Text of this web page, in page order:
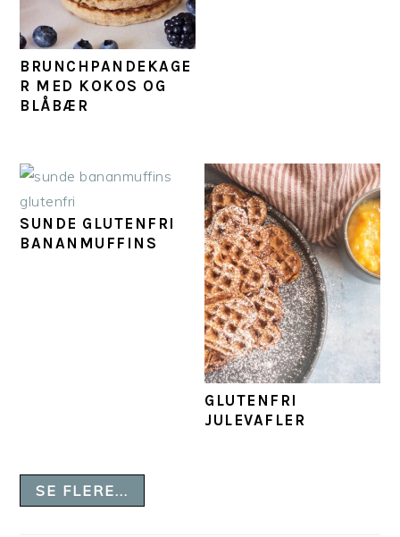
BRUNCHPANDEKAGE
R MED KOKOS OG
BLÅBÆR
SUNDE GLUTENFRI
BANANMUFFINS
GLUTENFRI
JULEVAFLER
SE FLERE...